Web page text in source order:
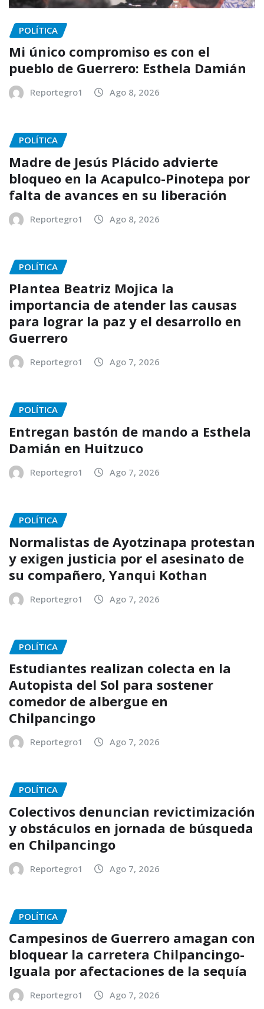
POLÍTICA
Mi único compromiso es con el
pueblo de Guerrero: Esthela Damián
Reportegro1 Ago 8, 2026
POLÍTICA
Madre de Jesús Plácido advierte
bloqueo en la Acapulco-Pinotepa por
falta de avances en su liberación
Reportegro1 Ago 8, 2026
POLÍTICA
Plantea Beatriz Mojica la
importancia de atender las causas
para lograr la paz y el desarrollo en
Guerrero
Reportegro1 Ago 7, 2026
POLÍTICA
Entregan bastón de mando a Esthela
Damián en Huitzuco
Reportegro1 Ago 7, 2026
POLÍTICA
Normalistas de Ayotzinapa protestan
y exigen justicia por el asesinato de
su compañero, Yanqui Kothan
Reportegro1 Ago 7, 2026
POLÍTICA
Estudiantes realizan colecta en la
Autopista del Sol para sostener
comedor de albergue en
Chilpancingo
Reportegro1 Ago 7, 2026
POLÍTICA
Colectivos denuncian revictimización
y obstáculos en jornada de búsqueda
en Chilpancingo
Reportegro1 Ago 7, 2026
POLÍTICA
Campesinos de Guerrero amagan con
bloquear la carretera Chilpancingo-
Iguala por afectaciones de la sequía
Reportegro1 Ago 7, 2026